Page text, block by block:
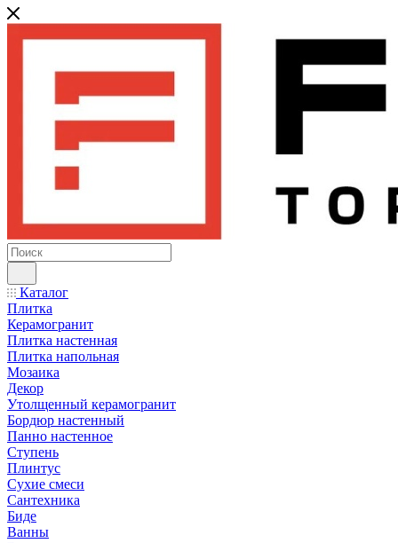
Каталог
Плитка
Керамогранит
Плитка настенная
Плитка напольная
Мозаика
Декор
Утолщенный керамогранит
Бордюр настенный
Панно настенное
Ступень
Плинтус
Сухие смеси
Сантехника
Биде
Ванны